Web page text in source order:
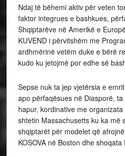
Ndaj të bëhemi aktiv për veten
faktor integrues e bashkues,
Shqiptarëve në Amerikë e
KUVEND i përvitshëm me
ardhmërinë vetëm duke e bërë
kudo ku jetojmë por edhe së
Sepse nuk ta jep vjetërsia e
apo përfaqësues në Diasporë,
hapur, kordinative me
shtetin Massachusetts ku ka më
shqiptarët për modelet që
KOSOVA në Boston dhe